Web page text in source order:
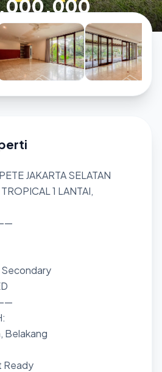
JAKARTA SELATAN
1 LANTAI,
Secondary
Belakang
Ready